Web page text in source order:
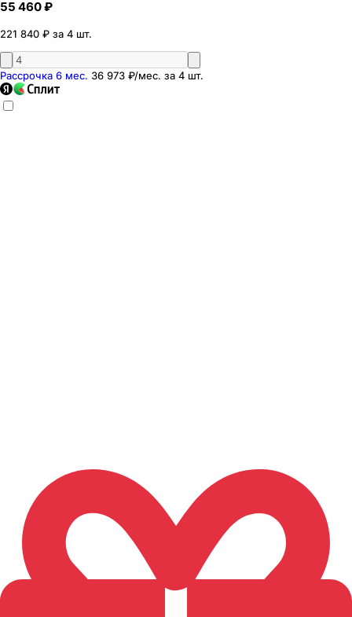
55 460 ₽
221 840 ₽ за 4 шт.
Рассрочка 6 мес. 36 973 ₽/мес. за 4 шт.